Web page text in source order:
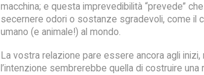
macchina; e questa imprevedibilità “prevede”
secernere odori o sostanze sgradevoli, come il
umano (e animale!) al mondo.
La vostra relazione pare essere ancora agli inizi,
l’intenzione sembrerebbe quella di costruire una